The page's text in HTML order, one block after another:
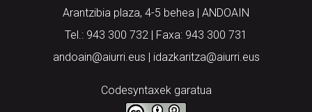
Arantzibia plaza, 4-5 behea | ANDOAIN
Tel.: 943 300 732 | Faxa: 943 300 731
andoain@aiurri.eus | idazkaritza@aiurri.eus
Codesyntaxek garatua